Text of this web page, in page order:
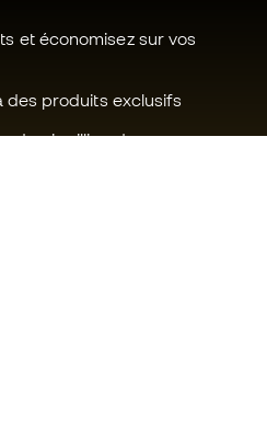
et économisez sur vos
des produits exclusifs
demi-million de